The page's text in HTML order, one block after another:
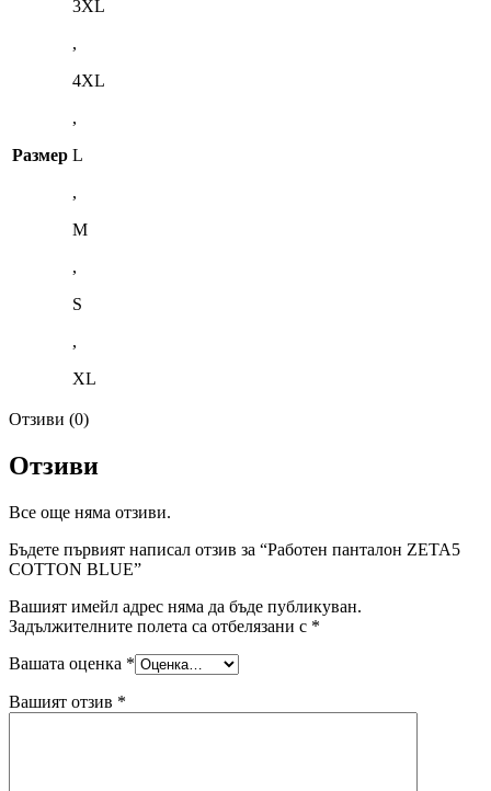
Размер
3XL
,
4XL
,
L
,
M
,
S
,
XL
Отзиви (0)
Отзиви
Все още няма отзиви.
Бъдете първият написал отзив за “Работен панталон ZETA5
COTTON BLUE”
Вашият имейл адрес няма да бъде публикуван.
Задължителните полета са отбелязани с *
Вашата оценка *
Вашият отзив *